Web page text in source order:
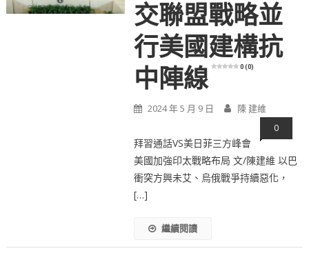
交聯盟戰略並
行美國建構抗
中陣線
0 (0)
2024 年 5 月 9 日 陳 建維
0
拜習通話VS美日菲三方峰會
美國加強印太戰略布局 文/陳建維 以巴
衝突方興未艾、烏俄戰爭持續惡化，
[…]
繼續閱讀